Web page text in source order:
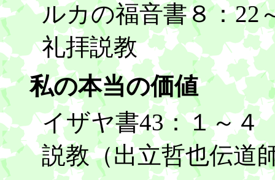
ルカの福音書８：22
礼拝説教
私の本当の価値
イザヤ書43：１～４
説教（出立哲也伝道